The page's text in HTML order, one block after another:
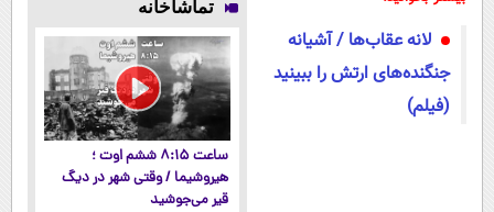
شروع کاهش
وزن
داروخانه و پک
یخ!
نزدیکت!
لانه عقاب‌ها / آشیانه
جنگنده‌های ارتش را ببینید
(فیلم)
تماشاخانه
ساعت ۸:۱۵ ششم اوت ؛
هیروشیما / وقتی شهر در دیگ
قیر می‌جوشید